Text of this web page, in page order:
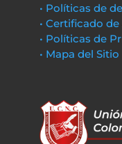
• Políticas de
• Certificado
• Políticas de
• Mapa del Sitio